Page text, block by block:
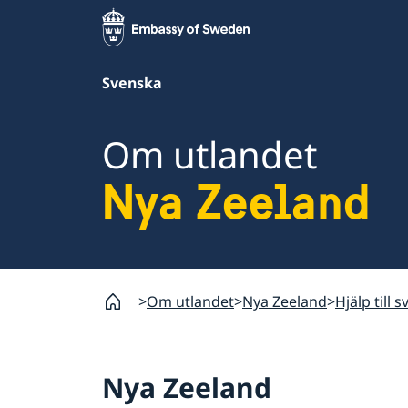
Svenska
Om utlandet
Nya Zeeland
Om utlandet Nya Zeeland Hjälp till
Nya Zeeland